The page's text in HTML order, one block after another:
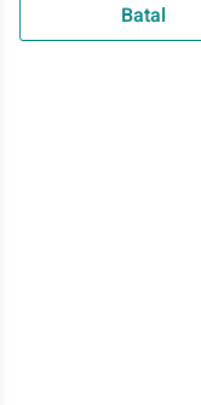
Batal